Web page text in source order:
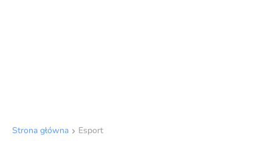
Strona główna Esport